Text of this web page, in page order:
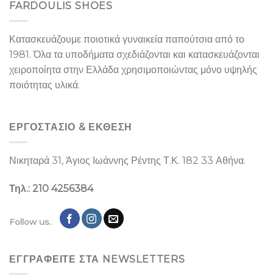
FARDOULIS SHOES
Κατασκευάζουμε ποιοτικά γυναικεία παπούτσια από το
1981. Όλα τα υποδήματα σχεδιάζονται και κατασκευάζονται
χειροποίητα στην Ελλάδα χρησιμοποιώντας μόνο υψηλής
ποιότητας υλικά.
ΕΡΓΟΣΤΑΣΙΌ & ΕΚΘΕΣΉ
Νικηταρά 31, Άγιος Ιωάννης Ρέντης Τ.Κ. 182 33 Αθήνα.
Τηλ.: 210 4256384
Follow us..
ΕΓΓΡΑΦΕΙΤΕ ΣΤΑ NEWSLETTERS